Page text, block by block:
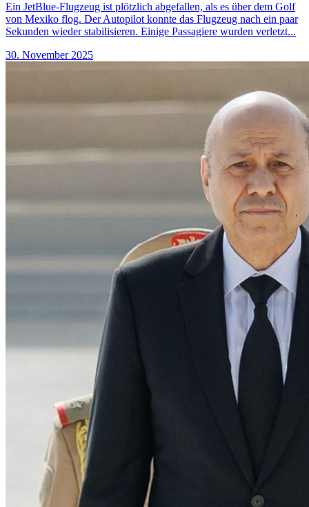
Ein JetBlue-Flugzeug ist plötzlich abgefallen, als es über dem Golf
von Mexiko flog. Der Autopilot konnte das Flugzeug nach ein paar
Sekunden wieder stabilisieren. Einige Passagiere wurden verletzt...
30. November 2025